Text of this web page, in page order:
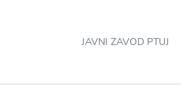
JAVNI ZAVOD PTUJ